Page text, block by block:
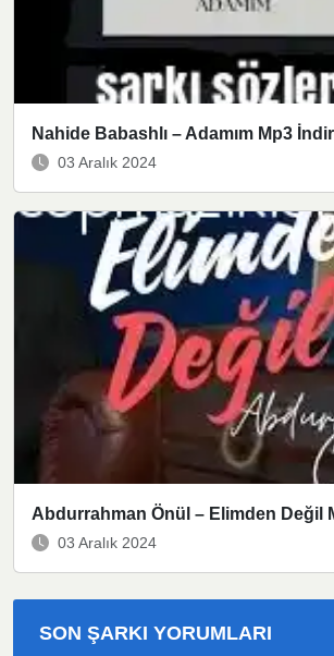
Nahide Babashlı – Adamım Mp3 İndir
03 Aralık 2024
Abdurrahman Önül – Elimden Değil
03 Aralık 2024
SON ŞARKI YORUMLARI